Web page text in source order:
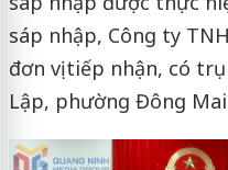
sáp nhập, Công ty
đơn vị tiếp nhận, có
Lập, phường Đông